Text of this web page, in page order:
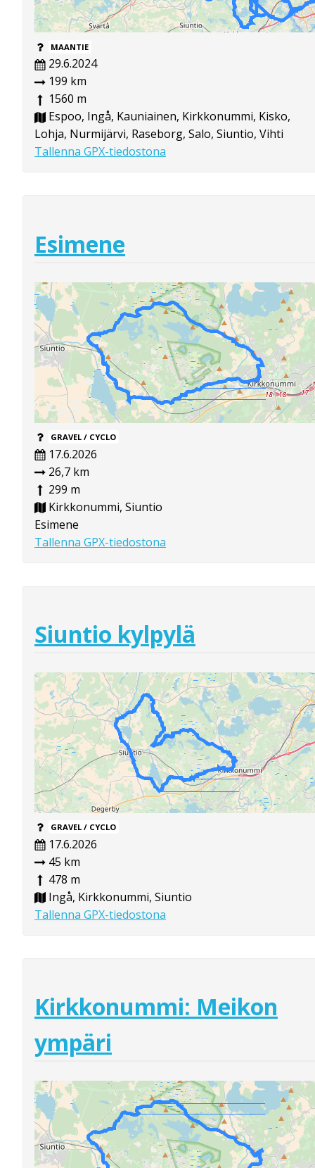
MAANTIE
29.6.2024
199 km
1560 m
Espoo, Ingå, Kauniainen, Kirkkonummi, Kisko,
Lohja, Nurmijärvi, Raseborg, Salo, Siuntio, Vihti
Tallenna GPX-tiedostona
Esimene
GRAVEL / CYCLO
17.6.2026
26,7 km
299 m
Kirkkonummi, Siuntio
Esimene
Tallenna GPX-tiedostona
Siuntio kylpylä
GRAVEL / CYCLO
17.6.2026
45 km
478 m
Ingå, Kirkkonummi, Siuntio
Tallenna GPX-tiedostona
Kirkkonummi: Meikon
ympäri